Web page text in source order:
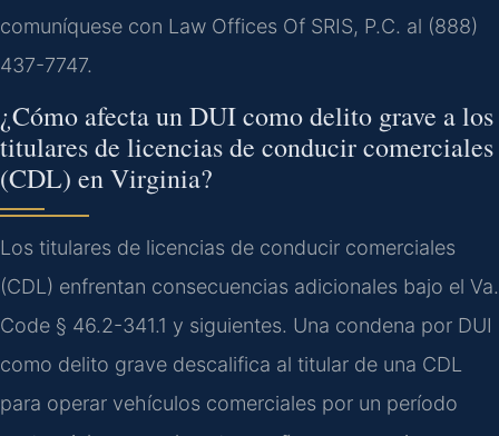
comuníquese con Law Offices Of SRIS, P.C. al (888)
437-7747.
¿Cómo afecta un DUI como delito grave a los
titulares de licencias de conducir comerciales
(CDL) en Virginia?
Los titulares de licencias de conducir comerciales
(CDL) enfrentan consecuencias adicionales bajo el Va.
Code § 46.2-341.1 y siguientes. Una condena por DUI
como delito grave descalifica al titular de una CDL
para operar vehículos comerciales por un período